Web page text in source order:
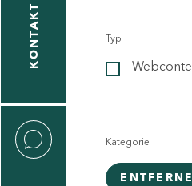
KONTAKT Typ
Kategorie